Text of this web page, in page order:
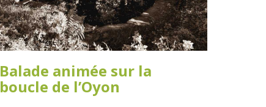
Balade animée sur la
boucle de l’Oyon